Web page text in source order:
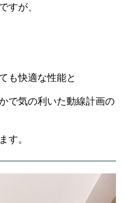
すが、
も快適な性能と
で気の利いた動線計画の
す。